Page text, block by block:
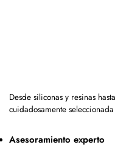
Desde siliconas y resinas
cuidadosamente
Asesoramiento experto